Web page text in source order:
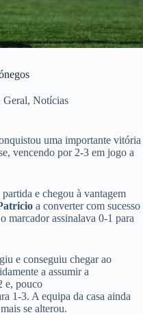
Geral, Notícias
uma importante vitória
vencendo por 2-3 em jogo a
e chegou à vantagem
a converter com sucesso
marcador assinalava 0-1 para
e conseguiu chegar ao
a assumir a
e, pouco
1-3. A equipa da casa ainda
se alterou.